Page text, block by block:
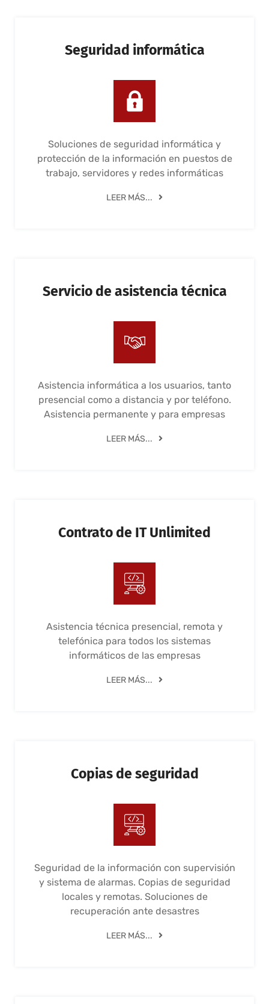
Seguridad informática
Soluciones de seguridad informática y
protección de la información en puestos de
trabajo, servidores y redes informáticas
LEER MÁS...
Servicio de asistencia técnica
Asistencia informática a los usuarios, tanto
presencial como a distancia y por teléfono.
Asistencia permanente y para empresas
LEER MÁS...
Contrato de IT Unlimited
Asistencia técnica presencial, remota y
telefónica para todos los sistemas
informáticos de las empresas
LEER MÁS...
Copias de seguridad
Seguridad de la información con supervisión
y sistema de alarmas. Copias de seguridad
locales y remotas. Soluciones de
recuperación ante desastres
LEER MÁS...